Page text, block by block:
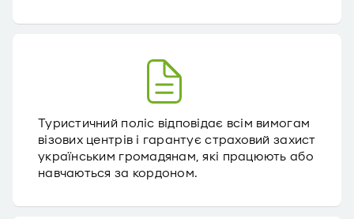
Туристичний поліс відповідає всім вимогам
візових центрів і гарантує страховий захист
українським громадянам, які працюють або
навчаються за кордоном.